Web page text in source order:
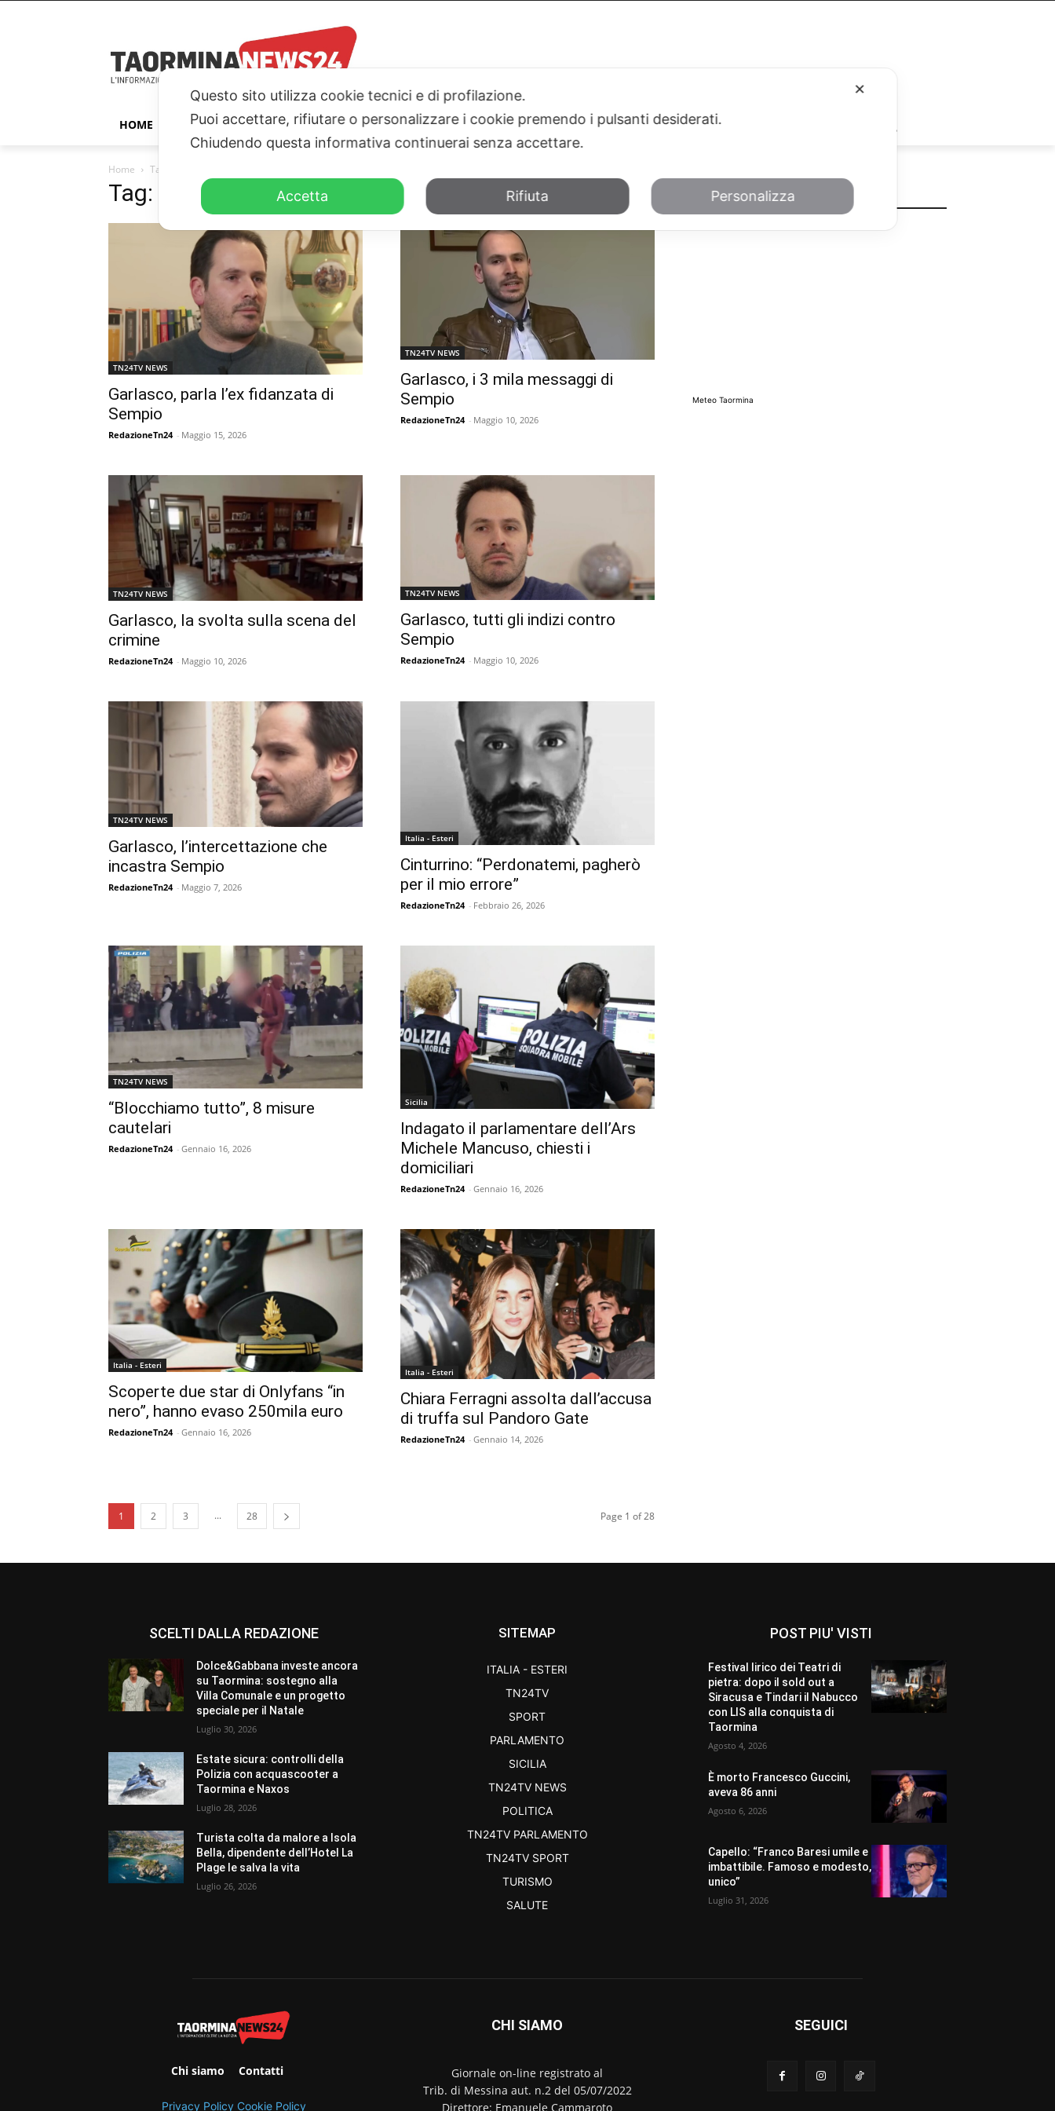
HOME TAORMINA ITALIA – ESTERI PARLAMENTO SICILIA SALUTE SPORT TN24TV
Home Tags
Tag: indagine
TN24TV NEWS
Garlasco, parla l’ex fidanzata di
Sempio
RedazioneTn24 - Maggio 15, 2026
TN24TV NEWS
Garlasco, i 3 mila messaggi di
Sempio
RedazioneTn24 - Maggio 10, 2026
TN24TV NEWS
Garlasco, la svolta sulla scena del
crimine
RedazioneTn24 - Maggio 10, 2026
TN24TV NEWS
Garlasco, tutti gli indizi contro
Sempio
RedazioneTn24 - Maggio 10, 2026
TN24TV NEWS
Garlasco, l’intercettazione che
incastra Sempio
RedazioneTn24 - Maggio 7, 2026
Italia - Esteri
Cinturrino: “Perdonatemi, pagherò
per il mio errore”
RedazioneTn24 - Febbraio 26, 2026
TN24TV NEWS
“Blocchiamo tutto”, 8 misure
cautelari
RedazioneTn24 - Gennaio 16, 2026
Sicilia
Indagato il parlamentare dell’Ars
Michele Mancuso, chiesti i
domiciliari
RedazioneTn24 - Gennaio 16, 2026
Italia - Esteri
Scoperte due star di Onlyfans “in
nero”, hanno evaso 250mila euro
RedazioneTn24 - Gennaio 16, 2026
Italia - Esteri
Chiara Ferragni assolta dall’accusa
di truffa sul Pandoro Gate
RedazioneTn24 - Gennaio 14, 2026
1 2 3 ... 28 Page 1 of 28
METEO
Meteo Taormina
SCELTI DALLA REDAZIONE
Dolce&Gabbana investe ancora
su Taormina: sostegno alla
Villa Comunale e un progetto
speciale per il Natale
Luglio 30, 2026
Estate sicura: controlli della
Polizia con acquascooter a
Taormina e Naxos
Luglio 28, 2026
Turista colta da malore a Isola
Bella, dipendente dell’Hotel La
Plage le salva la vita
Luglio 26, 2026
SITEMAP
ITALIA - ESTERI
TN24TV
SPORT
PARLAMENTO
SICILIA
TN24TV NEWS
POLITICA
TN24TV PARLAMENTO
TN24TV SPORT
TURISMO
SALUTE
POST PIU' VISTI
Festival lirico dei Teatri di
pietra: dopo il sold out a
Siracusa e Tindari il Nabucco
con LIS alla conquista di
Taormina
Agosto 4, 2026
È morto Francesco Guccini,
aveva 86 anni
Agosto 6, 2026
Capello: “Franco Baresi umile e
imbattibile. Famoso e modesto,
unico”
Luglio 31, 2026
Chi siamo Contatti
Privacy Policy Cookie Policy
CHI SIAMO
Giornale on-line registrato al
Trib. di Messina aut. n.2 del 05/07/2022
Direttore: Emanuele Cammaroto
SEGUICI
✕
Questo sito utilizza cookie tecnici e di profilazione.
Puoi accettare, rifiutare o personalizzare i cookie premendo i pulsanti desiderati.
Chiudendo questa informativa continuerai senza accettare.
Accetta Rifiuta Personalizza